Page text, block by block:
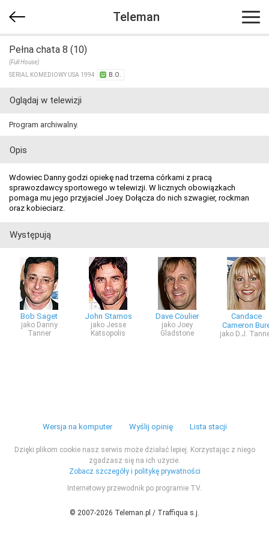
Teleman
Pełna chata 8 (10)
(Full House)
SERIAL KOMEDIOWY USA 1994
B.O.
Oglądaj w telewizji
Program archiwalny.
Opis
Wdowiec Danny godzi opiekę nad trzema córkami z pracą
sprawozdawcy sportowego w telewizji. W licznych obowiązkach
pomaga mu jego przyjaciel Joey. Dołącza do nich szwagier, rockman
oraz kobieciarz.
Występują
Bob Saget
jako Danny
Tanner
John Stamos
jako Jesse
Katsopolis
Dave Coulier
jako Joey
Gladstone
Candace
Cameron
jako D.J.
Wersja na komputer Wyślij opinię Lista stacji
Dzięki plikom cookie nasz serwis może działać lepiej. Korzystając z niego
zgadzasz się na ich użycie.
Zobacz szczegóły i politykę prywatności
Internetowy przewodnik po programie TV.
© 2007-2026 Teleman.pl / Traffiqua s.j.